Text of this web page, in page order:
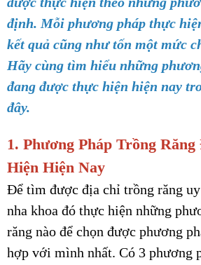
định. Mỗi phương pháp thực
kết quả cũng như tốn một mức
Hãy cùng tìm hiểu những
đang được thực hiện hiện nay
đây.
1. Phương Pháp Trồng
Hiện Hiện Nay
Để tìm được địa chỉ trồng răng
nha khoa đó thực hiện những
răng nào để chọn được phương
hợp với mình nhất. Có 3 phương